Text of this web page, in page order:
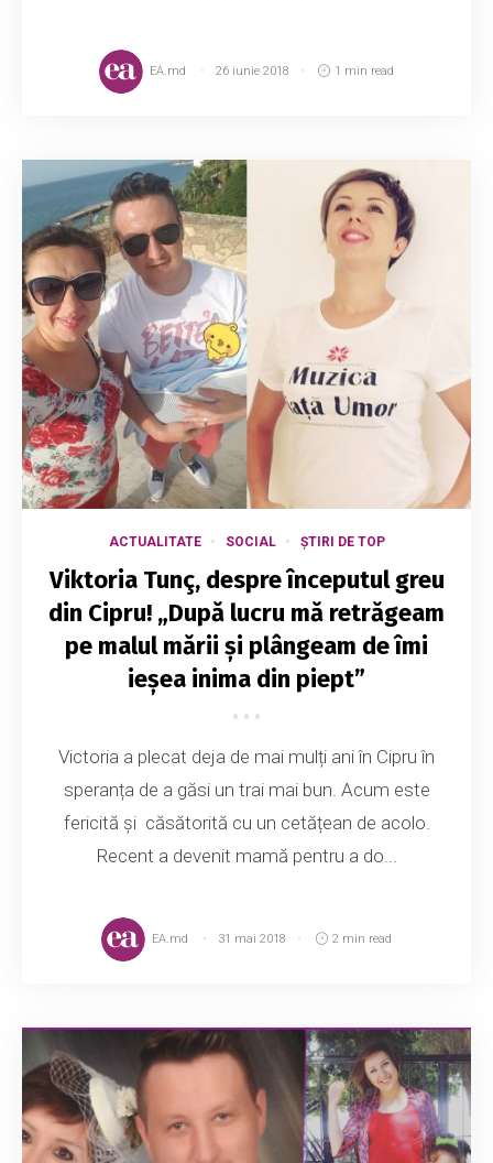
EA.md 26 iunie 2018 1 min read
ACTUALITATE SOCIAL ȘTIRI DE TOP
Viktoria Tunç, despre începutul greu
din Cipru! „După lucru mă retrăgeam
pe malul mării și plângeam de îmi
ieșea inima din piept”
Victoria a plecat deja de mai mulți ani în Cipru în
speranța de a găsi un trai mai bun. Acum este
fericită și căsătorită cu un cetățean de acolo.
Recent a devenit mamă pentru a do...
EA.md 31 mai 2018 2 min read